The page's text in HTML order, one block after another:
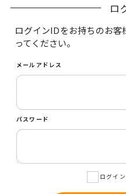
商品を探す
MUNOAGE ス
MUNOAGE
ロ
ログインIDをお持ちのお
ってください。
メールアドレス
パスワード
ログイ